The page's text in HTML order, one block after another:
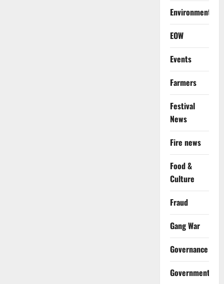
Environment
EOW
Events
Farmers
Festival
News
Fire news
Food &
Culture
Fraud
Gang War
Governance
Government